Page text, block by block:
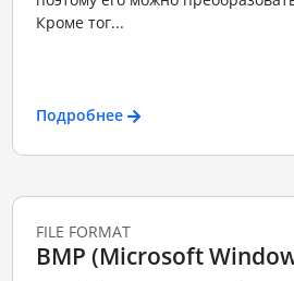
Кроме тог...
Подробнее
FILE FORMAT
BMP (Microsoft